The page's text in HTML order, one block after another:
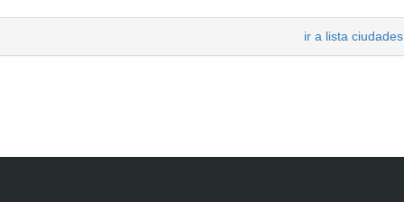
ir a lista ciudades